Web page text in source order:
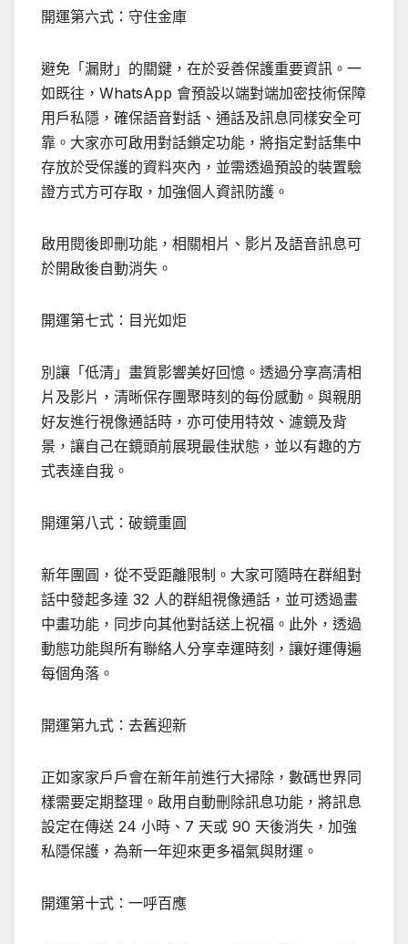
開運第六式：守住金庫
避免「漏財」的關鍵，在於妥善保護重要資訊。一
如既往，WhatsApp 會預設以端對端加密技術保障
用戶私隱，確保語音對話、通話及訊息同樣安全可
靠。大家亦可啟用對話鎖定功能，將指定對話集中
存放於受保護的資料夾內，並需透過預設的裝置驗
證方式方可存取，加強個人資訊防護。
啟用閱後即刪功能，相關相片、影片及語音訊息可
於開啟後自動消失。
開運第七式：目光如炬
別讓「低清」畫質影響美好回憶。透過分享高清相
片及影片，清晰保存團聚時刻的每份感動。與親朋
好友進行視像通話時，亦可使用特效、濾鏡及背
景，讓自己在鏡頭前展現最佳狀態，並以有趣的方
式表達自我。
開運第八式：破鏡重圓
新年團圓，從不受距離限制。大家可隨時在群組對
話中發起多達 32 人的群組視像通話，並可透過畫
中畫功能，同步向其他對話送上祝福。此外，透過
動態功能與所有聯絡人分享幸運時刻，讓好運傳遍
每個角落。
開運第九式：去舊迎新
正如家家戶戶會在新年前進行大掃除，數碼世界同
樣需要定期整理。啟用自動刪除訊息功能，將訊息
設定在傳送 24 小時、7 天或 90 天後消失，加強
私隱保護，為新一年迎來更多福氣與財運。
開運第十式：一呼百應